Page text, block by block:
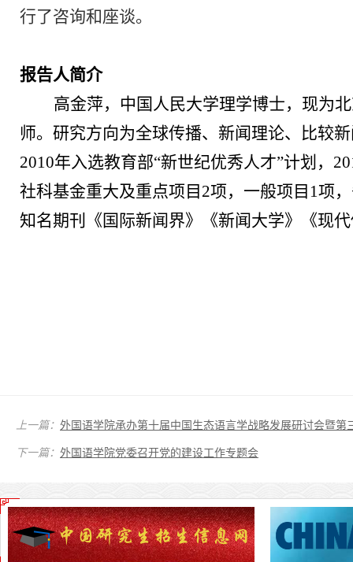
行了咨询和座谈。
报告人简介
高金萍，中国人民大学理学博士，现为
师。研究方向为全球传播、新闻理论、比较
2010年入选教育部“新世纪优秀人才”计划，
社科基金重大及重点项目 2项，一般项目1项
知名期刊
《国际新闻界》《新闻大学》《现
上一篇： 外国语学院承办第十届中国生态语言学战略发展研讨会暨第
下一篇： 外国语学院党委召开党的建设工作专题会